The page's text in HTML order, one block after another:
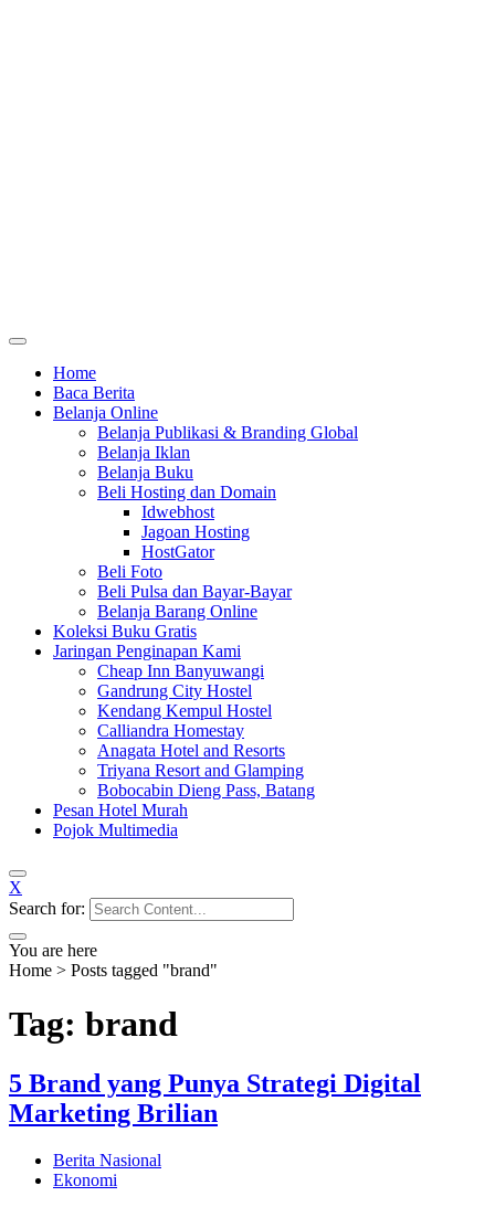
Home
Baca Berita
Belanja Online
Belanja Publikasi & Branding Global
Belanja Iklan
Belanja Buku
Beli Hosting dan Domain
Idwebhost
Jagoan Hosting
HostGator
Beli Foto
Beli Pulsa dan Bayar-Bayar
Belanja Barang Online
Koleksi Buku Gratis
Jaringan Penginapan Kami
Cheap Inn Banyuwangi
Gandrung City Hostel
Kendang Kempul Hostel
Calliandra Homestay
Anagata Hotel and Resorts
Triyana Resort and Glamping
Bobocabin Dieng Pass, Batang
Pesan Hotel Murah
Pojok Multimedia
X
Search for:
You are here
Home > Posts tagged "brand"
Tag: brand
5 Brand yang Punya Strategi Digital
Marketing Brilian
Berita Nasional
Ekonomi